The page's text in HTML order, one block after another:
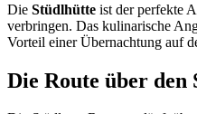
Die Stüdlhütte ist der perfekte
verbringen. Das kulinarische
Vorteil einer Übernachtung auf
Die Route über den